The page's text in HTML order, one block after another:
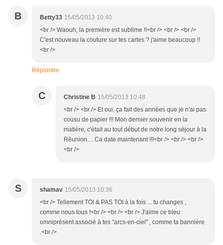
B Betty33 15/05/2013 10:40
<br /> Waouh, la première est sublime !!<br /> <br /> <br />
C'est nouveau la couture sur tes cartes ? j'aime beaucoup !!
<br />
Répondre
C Christine B 15/05/2013 10:48
<br /> <br /> Et oui, ça fait des années que je n'ai pas
cousu de papier !!! Mon dernier souvenir en la
matière, c'était au tout début de notre long séjour à la
Réunion.... Ca date maintenant !!!<br /> <br /> <br />
<br />
S shamav 15/05/2013 10:36
<br /> Tellement TOI & PAS TOI à la fois ... tu changes ,
comme nous tous !<br /> <br /> <br /> J'aime ce bleu
omniprésent associé à tes "arcs-en-ciel" , comme ta bannière
.<br />